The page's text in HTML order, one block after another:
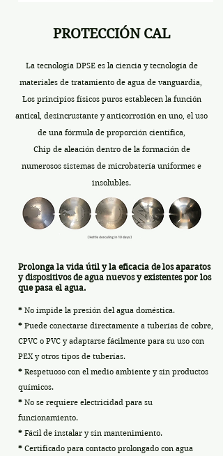
PROTECCIÓN CAL
La tecnología DPSE es la ciencia y tecnología de
materiales de tratamiento de agua de vanguardia,
Los principios físicos puros establecen la función
antical, desincrustante y anticorrosión en uno, el uso
de una fórmula de proporción científica,
Chip de aleación dentro de la formación de
numerosos sistemas de microbatería uniformes e
insolubles.
Prolonga la vida útil y la eficacia de los aparatos
y dispositivos de agua nuevos y existentes por los
que pasa el agua.
* No impide la presión del agua doméstica.
* Puede conectarse directamente a tuberías de cobre,
CPVC o PVC y adaptarse fácilmente para su uso con
PEX y otros tipos de tuberías.
* Respetuoso con el medio ambiente y sin productos
químicos.
* No se requiere electricidad para su
funcionamiento.
* Fácil de instalar y sin mantenimiento.
* Certificado para contacto prolongado con agua